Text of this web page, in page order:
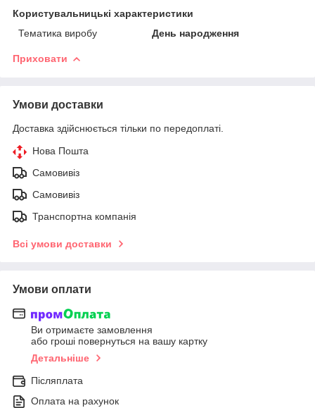
Користувальницькі характеристики
Тематика виробу
День народження
Приховати
Умови доставки
Доставка здійснюється тільки по передоплаті.
Нова Пошта
Самовивіз
Самовивіз
Транспортна компанія
Всі умови доставки
Умови оплати
Ви отримаєте замовлення
або гроші повернуться на вашу картку
Детальніше
Післяплата
Оплата на рахунок